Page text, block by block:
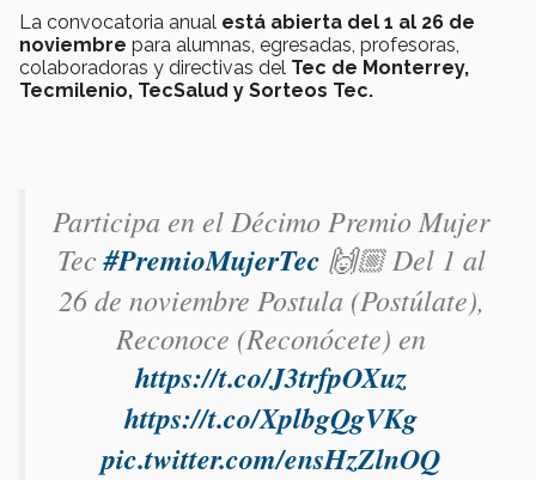
La convocatoria anual está abierta del 1 al 26 de
noviembre para alumnas, egresadas, profesoras,
colaboradoras y directivas del Tec de Monterrey,
Tecmilenio, TecSalud y Sorteos Tec.
Participa en el Décimo Premio Mujer
Tec#PremioMujerTec 🙌🏼 Del 1 al
26 de noviembre Postula (Postúlate),
Reconoce (Reconócete) en
https://t.co/J3trfpOXuz
https://t.co/XplbgQgVKg
pic.twitter.com/ensHzZlnOQ